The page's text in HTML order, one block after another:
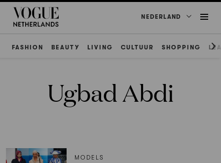
NEDERLAND
FASHION BEAUTY LIVING CULTUUR SHOPPING
Ugbad Abdi
MODELS